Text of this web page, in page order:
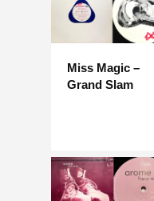
Miss Magic –
Grand Slam